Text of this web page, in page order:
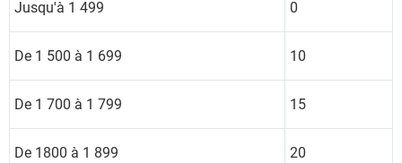
Jusqu'à 1 499 0
De 1 500 à 1 699 10
De 1 700 à 1 799 15
De 1800 à 1 899 20